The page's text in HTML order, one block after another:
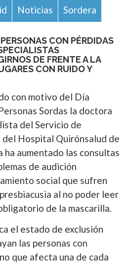
Noticias Sordera
CON PÉRDIDAS
DE FRENTE A LA
CON RUIDO Y
con motivo del Día
Sordas la doctora
del Servicio de
Hospital Quirónsalud de
ha aumentado las consultas
de audición
social que sufren
al no poder leer
de la mascarilla.
el estado de exclusión
las personas con
que afecta una de cada